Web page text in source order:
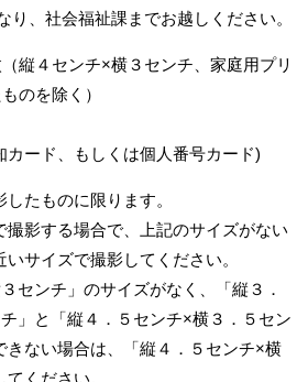
、社会福祉課までお越しください。
縦４センチ×横３センチ、家庭用プリ
のを除く）
カード、もしくは個人番号カード)
たものに限ります。
影する場合で、上記のサイズがない
サイズで撮影してください。
センチ」のサイズがなく、「縦３．
」と「縦４．５センチ×横３．５セン
きない場合は、「縦４．５センチ×横
ください。